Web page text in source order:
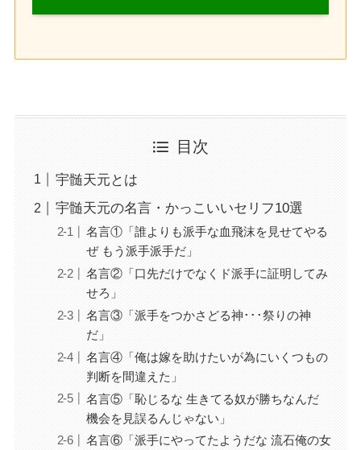
目次
宇髄天元とは
宇髄天元の名言・かっこいいセリフ10選
名言①「誰よりも派手な血飛沫を見せてやる
ぜ もう派手派手だ」
名言②「口先だけでなくド派手に証明してみ
せろ」
名言③「派手をつかさどる神･･･祭りの神
だ」
名言④「俺は嫁を助けたいが為にいくつもの
判断を間違えた」
名言⑤「恥じるな 生きてる奴が勝ちなんだ
機会を見誤るんじゃない」
名言⑥「派手にやってたようだな 流石俺の女